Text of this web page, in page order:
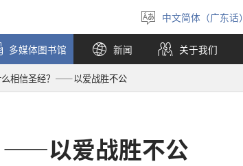
选
择
语
言
中文简体（广东话）
多媒体图书馆 新闻 关于我们
么相信圣经？——以爱战胜不公
——以爱战胜不公